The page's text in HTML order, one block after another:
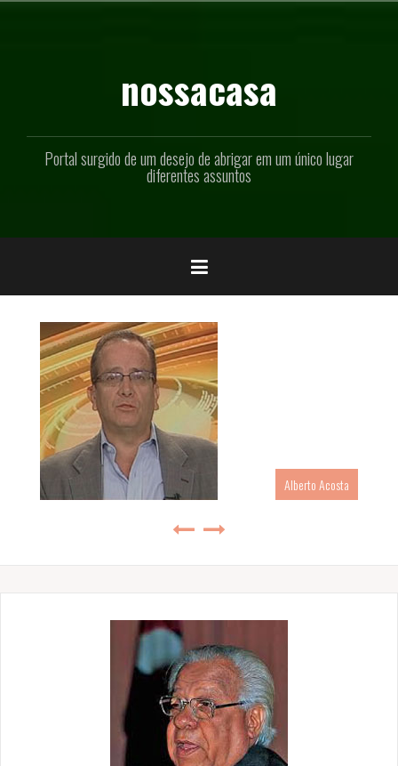
nossacasa
Portal surgido de um desejo de abrigar em um único lugar
diferentes assuntos
Alberto Acosta